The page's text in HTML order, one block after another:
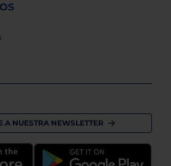
A NUESTRA NEWSLETTER